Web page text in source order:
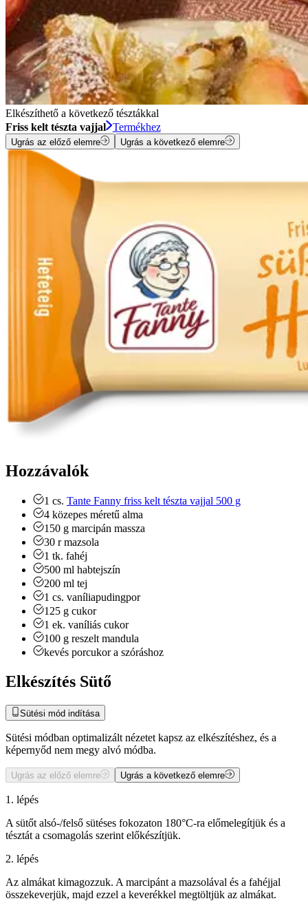
Elkészíthető a következő tésztákkal
Friss kelt tészta vajjal Termékhez
Ugrás az előző elemre Ugrás a következő elemre
Hozzávalók
1 cs. Tante Fanny friss kelt tészta vajjal 500 g
4 közepes méretű alma
150 g marcipán massza
30 r mazsola
1 tk. fahéj
500 ml habtejszín
200 ml tej
1 cs. vaníliapudingpor
125 g cukor
1 ek. vaníliás cukor
100 g reszelt mandula
kevés porcukor a szóráshoz
Elkészítés Sütő
Sütési mód indítása
Sütési módban optimalizált nézetet kapsz az elkészítéshez, és a
képernyőd nem megy alvó módba.
Ugrás az előző elemre Ugrás a következő elemre
1. lépés
A sütőt alsó-/felső sütéses fokozaton 180°C-ra előmelegítjük és a
tésztát a csomagolás szerint előkészítjük.
2. lépés
Az almákat kimagozzuk. A marcipánt a mazsolával és a fahéjjal
összekeverjük, majd ezzel a keverékkel megtöltjük az almákat.